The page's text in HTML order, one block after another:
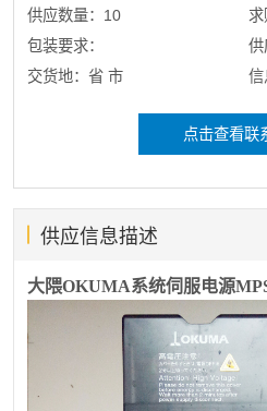
供应数量：10
包装要求：
供
交货地：省 市
信
点击查看联
供应信息描述
大隈OKUMA系统伺服电源